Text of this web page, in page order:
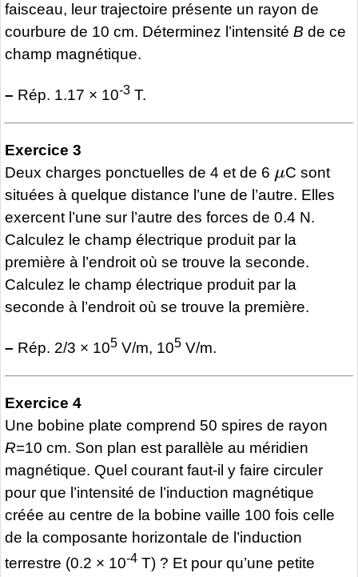
faisceau, leur trajectoire présente un rayon de
courbure de 10 cm. Déterminez l’intensité B de ce
champ magnétique.
– Rép. 1.17 × 10-3 T.
Exercice 3
Deux charges ponctuelles de 4 et de 6
C sont
situées à quelque distance l’une de l’autre. Elles
exercent l’une sur l’autre des forces de 0.4 N.
Calculez le champ électrique produit par la
première à l’endroit où se trouve la seconde.
Calculez le champ électrique produit par la
seconde à l’endroit où se trouve la première.
– Rép. 2/3 × 105 V/m, 105 V/m.
Exercice 4
Une bobine plate comprend 50 spires de rayon
R=10 cm. Son plan est parallèle au méridien
magnétique. Quel courant faut-il y faire circuler
pour que l’intensité de l’induction magnétique
créée au centre de la bobine vaille 100 fois celle
de la composante horizontale de l’induction
terrestre (0.2 × 10-4 T) ? Et pour qu’une petite